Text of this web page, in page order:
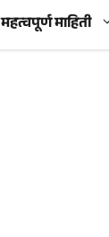
महत्वपूर्ण माहिती